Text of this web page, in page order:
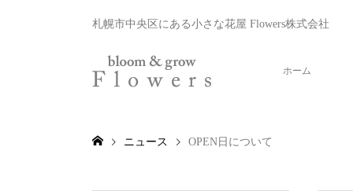
札幌市中央区にある小さな花屋 Flowers株式会社
ホーム
ニュース OPEN日について